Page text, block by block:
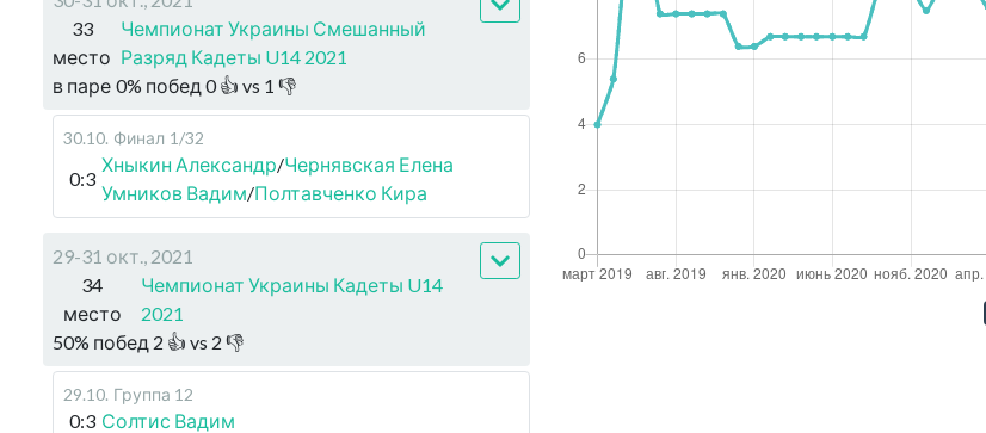
33
место
Чемпионат Украины Смешанный
Разряд Кадеты U14 2021
в паре 0% побед 0👍 vs 1 👎
30.10. Финал 1/32
0:3
Хныкин Александр/Чернявская Елена
Умников Вадим/Полтавченко Кира
29-31 окт., 2021
34
место
Чемпионат Украины Кадеты U14
2021
50% побед 2 👍 vs 2 👎
29.10. Группа 12
0:3 Солтис Вадим